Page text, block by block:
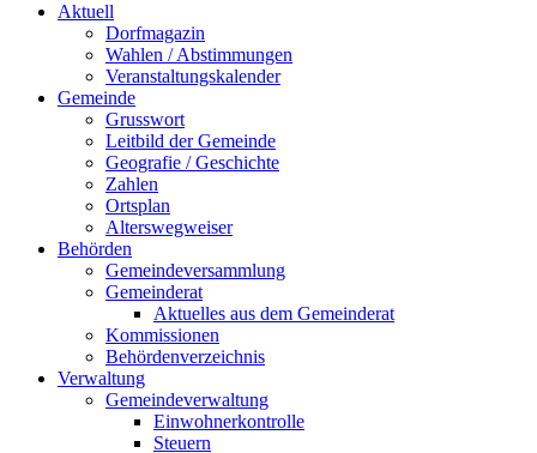
Aktuell
Dorfmagazin
Wahlen / Abstimmungen
Veranstaltungskalender
Gemeinde
Grusswort
Leitbild der Gemeinde
Geografie / Geschichte
Zahlen
Ortsplan
Alterswegweiser
Behörden
Gemeindeversammlung
Gemeinderat
Aktuelles aus dem Gemeinderat
Kommissionen
Behördenverzeichnis
Verwaltung
Gemeindeverwaltung
Einwohnerkontrolle
Steuern